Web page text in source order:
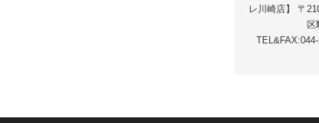
レ川崎店】 〒
区